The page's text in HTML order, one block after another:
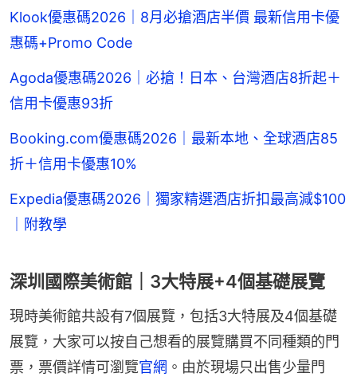
Klook優惠碼2026｜8月必搶酒店半價 最新信用卡優
惠碼+Promo Code
Agoda優惠碼2026｜必搶！日本、台灣酒店8折起＋
信用卡優惠93折
Booking.com優惠碼2026｜最新本地、全球酒店85
折＋信用卡優惠10%
Expedia優惠碼2026｜獨家精選酒店折扣最高減$100
｜附教學
深圳國際美術館｜3大特展+4個基礎展覽
現時美術館共設有7個展覽，包括3大特展及4個基礎
展覽，大家可以按自己想看的展覽購買不同種類的門
票，票價詳情可瀏覽官網 。由於現場只出售少量門